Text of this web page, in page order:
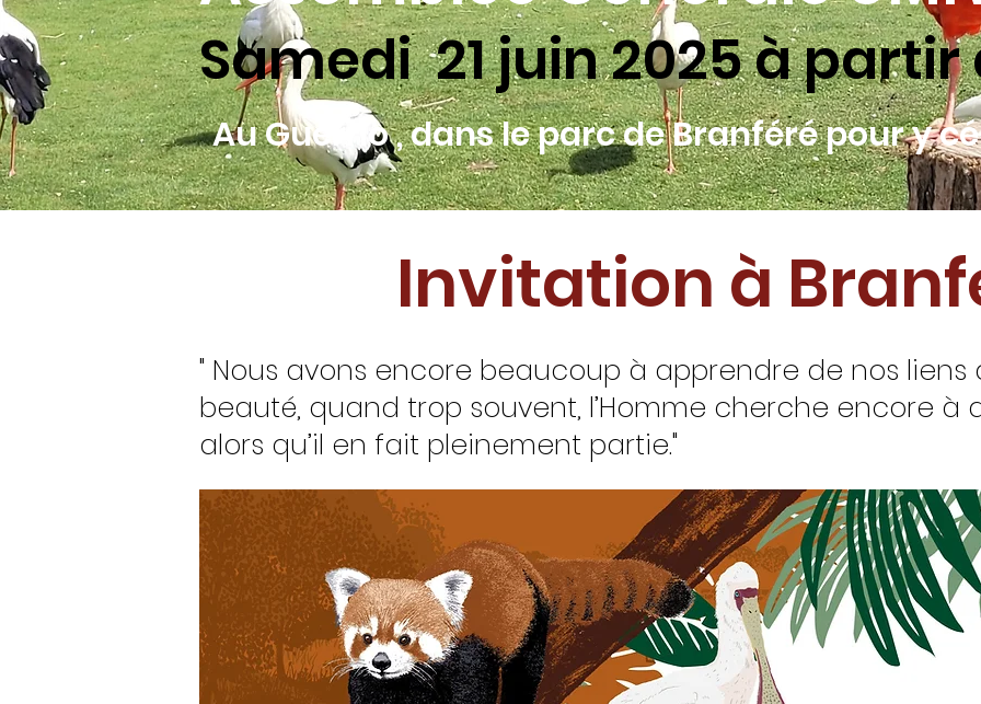
Samedi 21 juin 2025 à partir
Au Guerno , dans le parc de Branféré pour y
Invitation à
" Nous avons encore beaucoup à apprendre de nos liens
beauté, quand trop souvent, l’Homme cherche encore à
alors qu’il en fait pleinement partie."